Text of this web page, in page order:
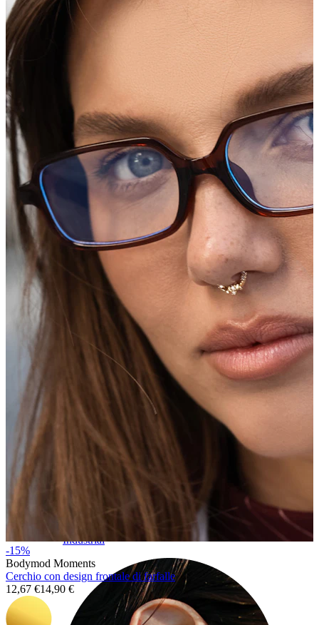
Industrial
-15%
Bodymod Moments
Cerchio con design frontale di farfalle
12,67 €14,90 €